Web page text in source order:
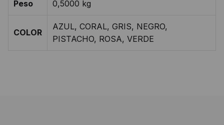
Peso 0,5000 kg
COLOR
AZUL, CORAL, GRIS, NEGRO,
PISTACHO, ROSA, VERDE